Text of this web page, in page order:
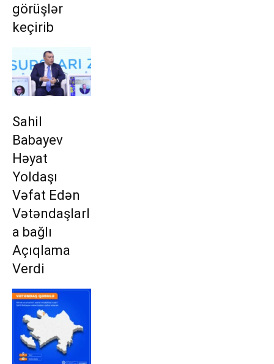
görüşlər
keçirib
Sahil
Babayev
Həyat
Yoldaşı
Vəfat Edən
Vətəndaşlarl
a bağlı
Açıqlama
Verdi